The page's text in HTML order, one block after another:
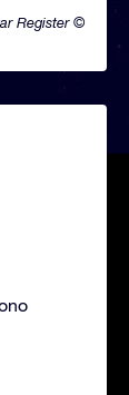
Register ©